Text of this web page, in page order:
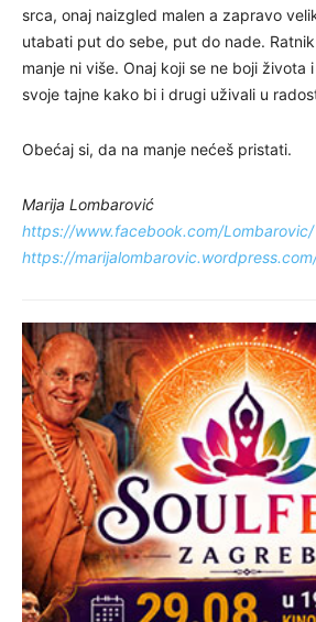
srca, onaj naizgled malen a zapravo
utabati put do sebe, put do nade.
manje ni više. Onaj koji se ne boji života
svoje tajne kako bi i drugi uživali u
Obećaj si, da na manje nećeš pristati.
Marija Lombarović
https://www.facebook.com/Lombarovic/
https://